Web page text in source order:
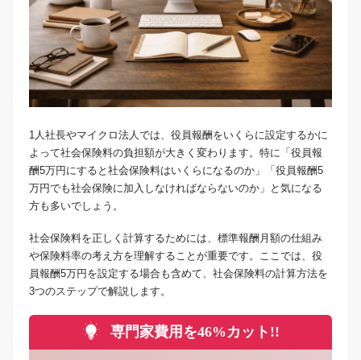
1人社長やマイクロ法人では、役員報酬をいくらに設定するかに
よって社会保険料の負担額が大きく変わります。特に「役員報
酬5万円にすると社会保険料はいくらになるのか」「役員報酬5
万円でも社会保険に加入しなければならないのか」と気になる
方も多いでしょう。
社会保険料を正しく計算するためには、標準報酬月額の仕組み
や保険料率の考え方を理解することが重要です。ここでは、役
員報酬5万円を設定する場合も含めて、社会保険料の計算方法を
3つのステップで解説します。
専門家費用を46%カット!!